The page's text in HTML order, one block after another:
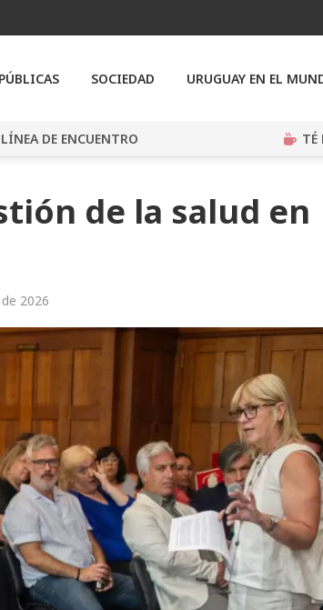
SOCIEDAD URUGUAY EN EL
LÍNEA DE ENCUENTRO TÉ
de la salud en
2026